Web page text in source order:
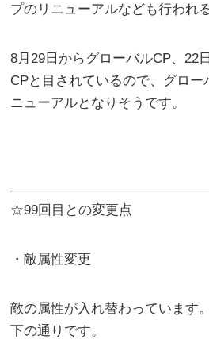
プのリニューアルなども行われ
8月29日からグローバルCP、22
CPと目されているので、グロー
ニューアルとなりそうです。
☆99回目との変更点
・敵属性変更
敵の属性が入れ替わっています
下の通りです。